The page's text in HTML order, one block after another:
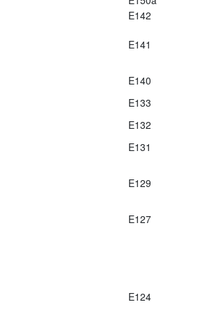
E142
E141
E140
E133
E132
E131
E129
E127
E124